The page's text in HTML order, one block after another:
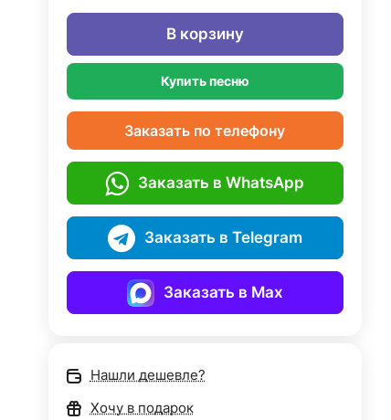
В корзину
Купить песню
Заказать по телефону
Заказать в WhatsApp
Заказать в Telegram
Заказать в Max
Нашли дешевле?
Хочу в подарок